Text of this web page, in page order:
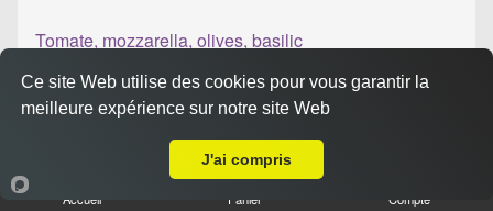
Tomate, mozzarella, olives, basilic
Pizza napolitaine 40 cm
Accueil Panier Compte
Ce site Web utilise des cookies pour vous garantir la
meilleure expérience sur notre site Web
J'ai compris